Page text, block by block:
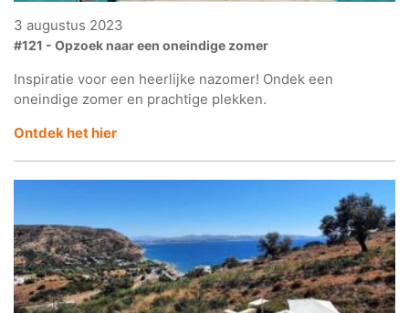
3 augustus 2023
#121 - Opzoek naar een oneindige zomer
Inspiratie voor een heerlijke nazomer! Ondek een
oneindige zomer en prachtige plekken.
Ontdek het hier